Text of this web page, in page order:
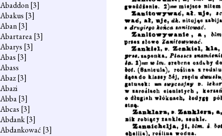
Abaddon[3]
Abakus [3]
Aban[3]
Abartarea[3]
Abarys [3]
Abas [3]
Abass
Abaz[3]
Abazi
Abba[3]
Abcas [3]
Abdank[3]
Abdankować [3]